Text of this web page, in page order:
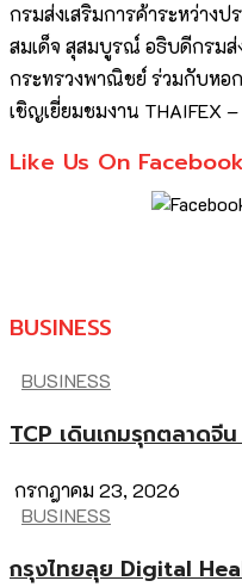
กรมส่งเสริมการค้าระหว่าง
สมเด็จ สุสมบูรณ์ อธิบดีกรมส่
กระทรวงพาณิชย์ ร่วมกับหอก
เชิญเยี่ยมชมงาน THAIFEX
Like Us On Facebook
BUSINESS
BUSINESS
TCP เดินเกมรุกตลาดจี
กรกฎาคม 23, 2026
BUSINESS
กรุงไทยลุย Digital